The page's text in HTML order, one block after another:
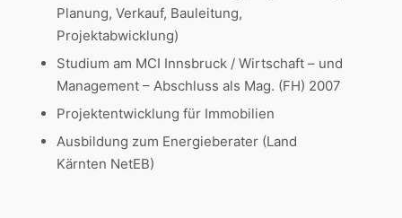
Planung, Verkauf, Bauleitung,
Projektabwicklung)
Studium am MCI Innsbruck / Wirtschaft – und
Management – Abschluss als Mag. (FH) 2007
Projektentwicklung für Immobilien
Ausbildung zum Energieberater (Land
Kärnten NetEB)